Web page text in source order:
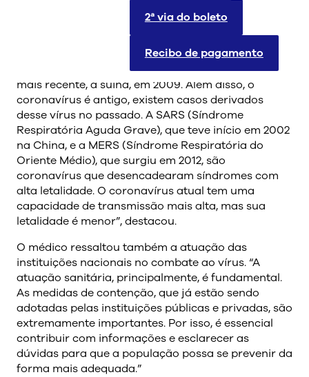
2ª via do boleto
Recibo de pagamento
Além disso, o especialista abordou os detalhes
sobre a doença no cenário mundial e também seu
contexto histórico. “O mundo teve outras
pandemias, como a gripe espanhola em 1918, a
gripe asiática em 1957, a de Hong Kong em 1968 e, a
mais recente, a suína, em 2009. Além disso, o
coronavírus é antigo, existem casos derivados
desse vírus no passado. A SARS (Síndrome
Respiratória Aguda Grave), que teve início em 2002
na China, e a MERS (Síndrome Respiratória do
Oriente Médio), que surgiu em 2012, são
coronavírus que desencadearam síndromes com
alta letalidade. O coronavírus atual tem uma
capacidade de transmissão mais alta, mas sua
letalidade é menor”, destacou.
O médico ressaltou também a atuação das
instituições nacionais no combate ao vírus. “A
atuação sanitária, principalmente, é fundamental.
As medidas de contenção, que já estão sendo
adotadas pelas instituições públicas e privadas, são
extremamente importantes. Por isso, é essencial
contribuir com informações e esclarecer as
dúvidas para que a população possa se prevenir da
forma mais adequada.”